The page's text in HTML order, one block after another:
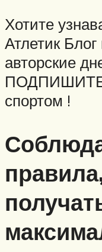
Хотите
Атлетик
авторские
спортом !